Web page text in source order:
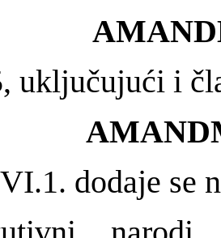
uključujući i
dodaje se